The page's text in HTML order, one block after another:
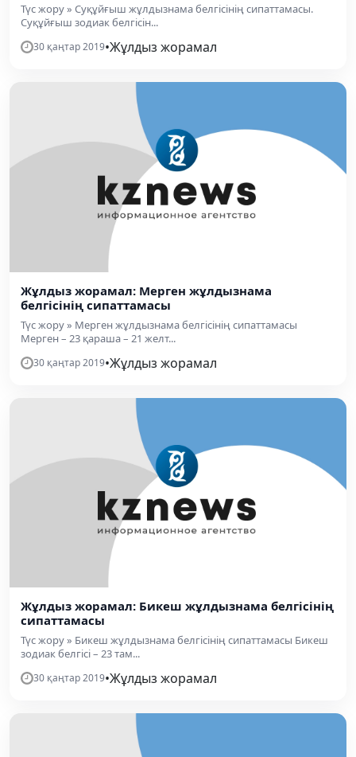
Түс жору » Суқұйғыш жұлдызнама белгісінің сипаттамасы.
Суқұйғыш зодиак белгісін...
30 қаңтар 2019•Жұлдыз жорамал
Жұлдыз жорамал: Мерген жұлдызнама
белгісінің сипаттамасы
Түс жору » Мерген жұлдызнама белгісінің сипаттамасы
Мерген – 23 қараша – 21 желт...
30 қаңтар 2019•Жұлдыз жорамал
Жұлдыз жорамал: Бикеш жұлдызнама белгісінің
сипаттамасы
Түс жору » Бикеш жұлдызнама белгісінің сипаттамасы Бикеш
зодиак белгісі – 23 там...
30 қаңтар 2019•Жұлдыз жорамал